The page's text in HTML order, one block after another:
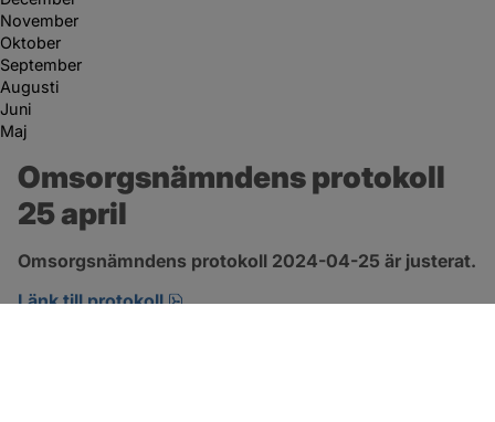
November
Oktober
September
Augusti
Juni
Maj
Omsorgsnämndens protokoll
25 april
Omsorgsnämndens protokoll 2024-04-25 är justerat.
Länk till protokoll
pdf, 222.9 kB, öppnas i nytt fönster.